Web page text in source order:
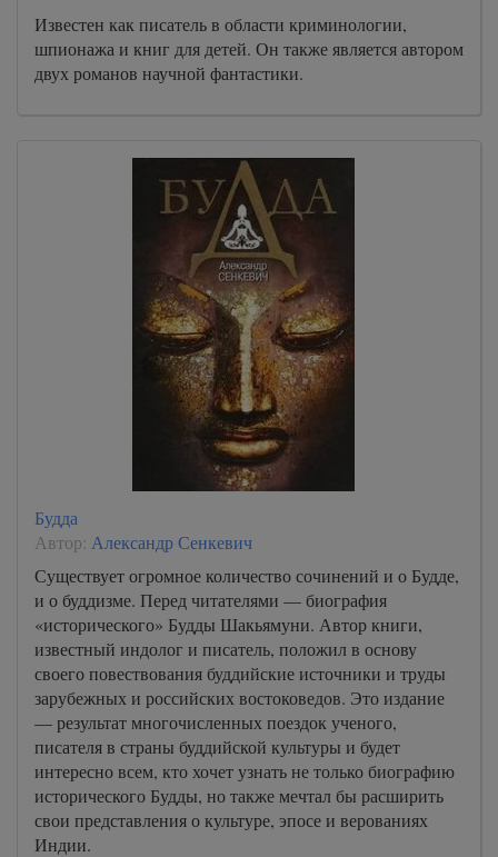
Известен как писатель в области криминологии,
шпионажа и книг для детей. Он также является автором
двух романов научной фантастики.
Будда
Автор: Александр Сенкевич
Существует огромное количество сочинений и о Будде,
и о буддизме. Перед читателями — биография
«исторического» Будды Шакьямуни. Автор книги,
известный индолог и писатель, положил в основу
своего повествования буддийские источники и труды
зарубежных и российских востоковедов. Это издание
— результат многочисленных поездок ученого,
писателя в страны буддийской культуры и будет
интересно всем, кто хочет узнать не только биографию
исторического Будды, но также мечтал бы расширить
свои представления о культуре, эпосе и верованиях
Индии.